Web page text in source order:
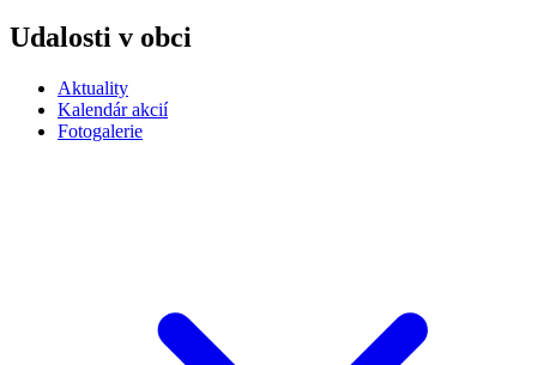
Udalosti v obci
Aktuality
Kalendár akcií
Fotogalerie